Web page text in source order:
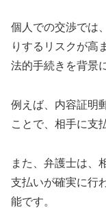
個人での交渉では
りするリスクが高
法的手続きを背景
例えば、内容証明
ことで、相手に支
また、弁護士は、
支払いが確実に行
能です。